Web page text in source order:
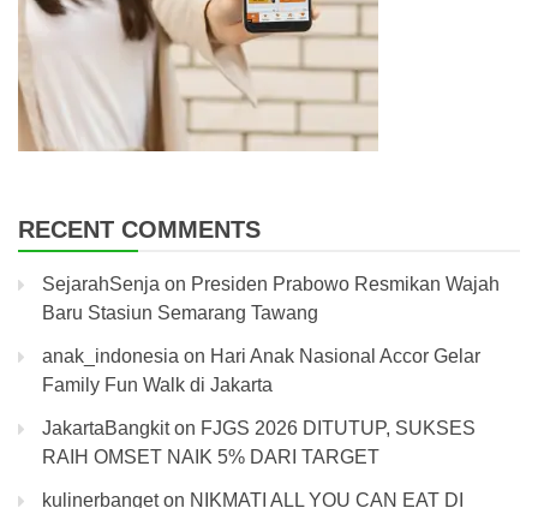
RECENT COMMENTS
SejarahSenja on Presiden Prabowo Resmikan Wajah
Baru Stasiun Semarang Tawang
anak_indonesia on Hari Anak Nasional Accor Gelar
Family Fun Walk di Jakarta
JakartaBangkiton FJGS 2026 DITUTUP, SUKSES
RAIH OMSET NAIK 5% DARI TARGET
kulinerbangeton NIKMATI ALL YOU CAN EAT DI